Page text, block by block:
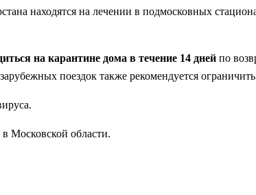
находятся на лечении в подмосковных
на карантине дома в течение 14 дней по
поездок также рекомендуется
Московской области.